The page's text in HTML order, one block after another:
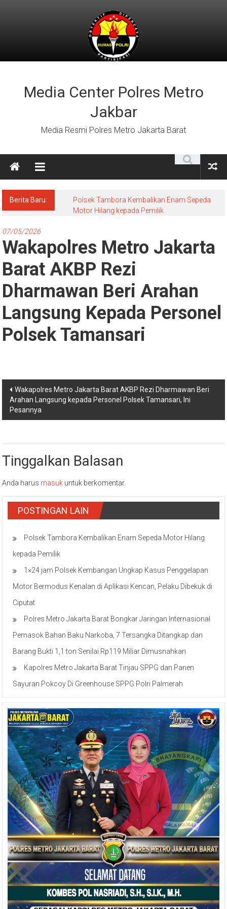
Media Center Polres Metro
Jakbar
Media Resmi Polres Metro Jakarta Barat
Berita Baru:
Polsek Tambora Kembalikan Enam Sepeda
Motor Hilang kepada Pemilik
07/05/2026
Wakapolres Metro Jakarta
Barat AKBP Rezi
Dharmawan Beri Arahan
Langsung Kepada Personel
Polsek Tamansari
Navigasi
pos
Wakapolres Metro Jakarta Barat AKBP Rezi Dharmawan Beri
Arahan Langsung kepada Personel Polsek Tamansari, Ini
Pesannya
Tinggalkan Balasan
Anda harus masuk untuk berkomentar.
POSTINGAN LAIN
Polsek Tambora Kembalikan Enam Sepeda Motor Hilang
kepada Pemilik
1×24 jam Polsek Kembangan Ungkap Kasus Penggelapan
Motor Bermodus Kenalan di Aplikasi Kencan, Pelaku Dibekuk di
Ciputat
Polres Metro Jakarta Barat Bongkar Jaringan Internasional
Pemasok Bahan Baku Narkoba, 7 Tersangka Ditangkap dan
Barang Bukti 1,1 ton Senilai Rp119 Miliar Dimusnahkan
Kapolres Metro Jakarta Barat Tinjau SPPG dan Panen
Sayuran Pokcoy Di Greenhouse SPPG Polri Palmerah